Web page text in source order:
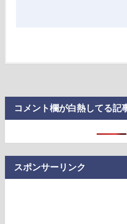
コメント欄が白熱してる記
スポンサーリンク